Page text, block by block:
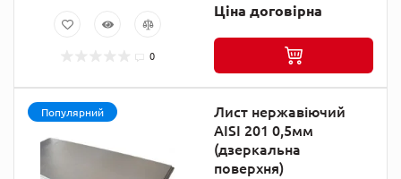
0
Ціна договірна
Популярний
Лист нержавіючий
AISI 201 0,5мм
(дзеркальна
поверхня)